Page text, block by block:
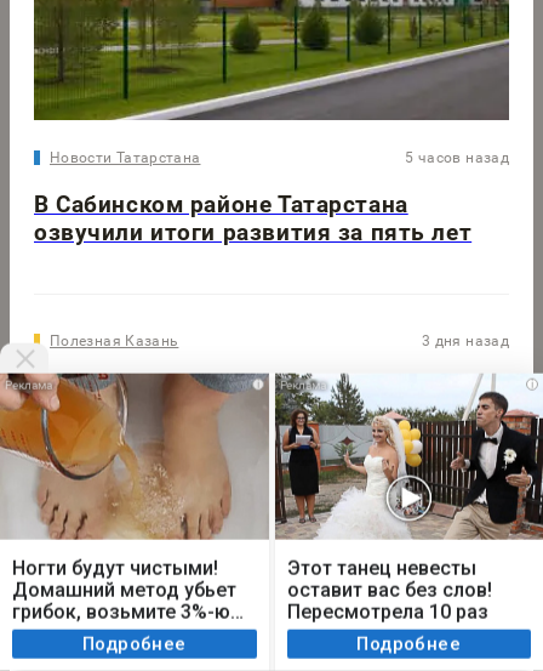
Новости Татарстана 5 часов назад
В Сабинском районе Татарстана
озвучили итоги развития за пять лет
Полезная Казань 3 дня назад
Свадьба в Казани: всё для идеального дня в
одной подборке
Авто 5 часов назад
Новейший BMW X5: обновленный фирменный
дизайн и 5 вариантов силовой установки
Мы используем cookie. Во время посещения сайта
вы соглашаетесь с тем, что мы обрабатываем
ваши персональные данные с использованием
метрик Яндекс Метрика, top.mail.ru, LiveInternet.
Я согласен
i
Ногти будут чистыми!
Домашний метод убьет
грибок, возьмите 3%-ю…
Подробнее
i
Этот танец невесты
оставит вас без слов!
Пересмотрела 10 раз
Подробнее